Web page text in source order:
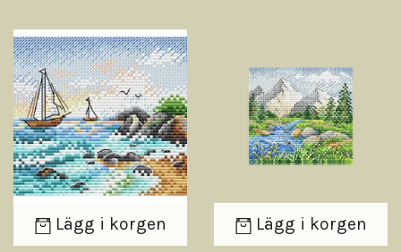
Lägg i korgen Lägg i korgen